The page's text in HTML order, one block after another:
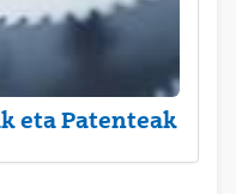
eta Patenteak